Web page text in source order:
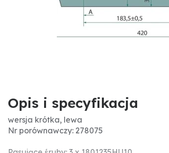
Opis i specyfikacja
wersja krótka, lewa
Nr porównawczy: 278075